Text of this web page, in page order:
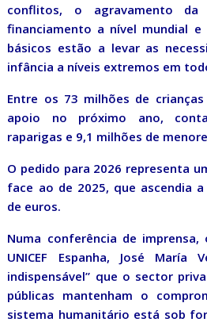
conflitos, o agravamento
financiamento a nível mundial
básicos estão a levar as
infância a níveis extremos em
Entre os 73 milhões de
apoio no próximo ano,
raparigas e 9,1 milhões de
O pedido para 2026 representa
face ao de 2025, que ascendia
de euros.
Numa conferência de
UNICEF Espanha, José María
indispensável” que o sector
públicas mantenham o
sistema humanitário está sob